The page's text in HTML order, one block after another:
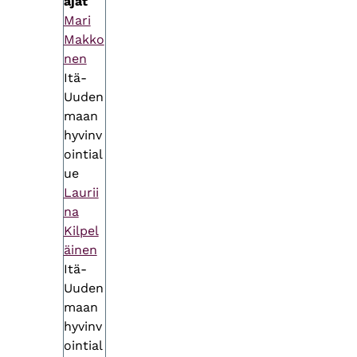
Mari
Makko
nen
Itä-
Uuden
maan
hyvinv
ointial
ue
Laurii
na
Kilpel
äinen
Itä-
Uuden
maan
hyvinv
ointial